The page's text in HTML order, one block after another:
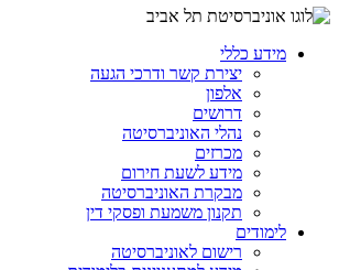
מידע כללי
יצירת קשר ודרכי הגעה
אלפון
דרושים
נהלי האוניברסיטה
מכרזים
מידע לשעת חירום
מבקרת האוניברסיטה
תקנון משמעת ופסקי דין
לימודים
רישום לאוניברסיטה